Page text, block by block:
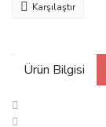
Karşılaştır
Ürün Bilgisi